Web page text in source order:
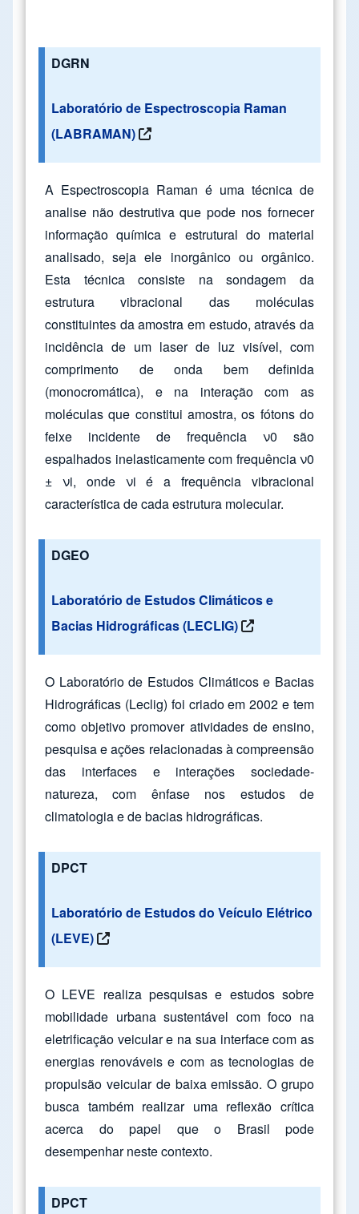
DGRN
Laboratório de Espectroscopia Raman
(LABRAMAN)
A Espectroscopia Raman é uma técnica de
analise não destrutiva que pode nos fornecer
informação química e estrutural do material
analisado, seja ele inorgânico ou orgânico.
Esta técnica consiste na sondagem da
estrutura vibracional das moléculas
constituintes da amostra em estudo, através da
incidência de um laser de luz visível, com
comprimento de onda bem definida
(monocromática), e na interação com as
moléculas que constitui amostra, os fótons do
feixe incidente de frequência ν0 são
espalhados inelasticamente com frequência ν0
± νi, onde νi é a frequência vibracional
característica de cada estrutura molecular.
DGEO
Laboratório de Estudos Climáticos e
Bacias Hidrográficas (LECLIG)
O Laboratório de Estudos Climáticos e Bacias
Hidrográficas (Leclig) foi criado em 2002 e tem
como objetivo promover atividades de ensino,
pesquisa e ações relacionadas à compreensão
das interfaces e interações sociedade-
natureza, com ênfase nos estudos de
climatologia e de bacias hidrográficas.
DPCT
Laboratório de Estudos do Veículo Elétrico
(LEVE)
O LEVE realiza pesquisas e estudos sobre
mobilidade urbana sustentável com foco na
eletrificação veicular e na sua interface com as
energias renováveis e com as tecnologias de
propulsão veicular de baixa emissão. O grupo
busca também realizar uma reflexão crítica
acerca do papel que o Brasil pode
desempenhar neste contexto.
DPCT